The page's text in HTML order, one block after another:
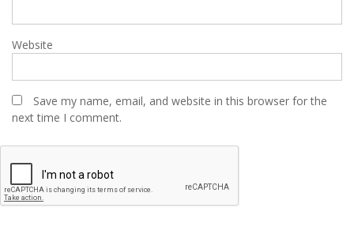
Website
Save my name, email, and website in this browser for the
next time I comment.